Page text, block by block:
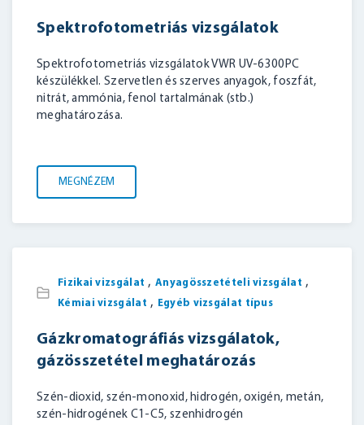
Spektrofotometriás vizsgálatok
Spektrofotometriás vizsgálatok VWR UV-6300PC
készülékkel. Szervetlen és szerves anyagok, foszfát,
nitrát, ammónia, fenol tartalmának (stb.)
meghatározása.
MEGNÉZEM
Fizikai vizsgálat ,Anyagösszetételi vizsgálat ,
Kémiai vizsgálat , Egyéb vizsgálat típus
Gázkromatográfiás vizsgálatok,
gázösszetétel meghatározás
Szén-dioxid, szén-monoxid, hidrogén, oxigén, metán,
szén-hidrogének C1-C5, szenhidrogén